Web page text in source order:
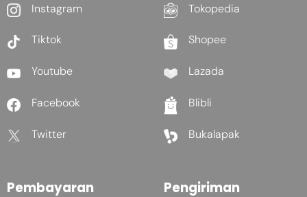
Instagram
Tiktok
Youtube
Facebook
Twitter
Tokopedia
Shopee
Lazada
Blibli
Bukalapak
Pembayaran Pengiriman